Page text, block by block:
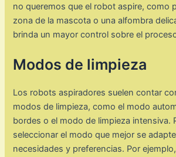
no queremos que el robot aspire, como
zona de la mascota o una alfombra
brinda un mayor control sobre el
Modos de limpieza
Los robots aspiradores suelen contar
modos de limpieza, como el modo
bordes o el modo de limpieza intensiva.
seleccionar el modo que mejor se
necesidades y preferencias. Por